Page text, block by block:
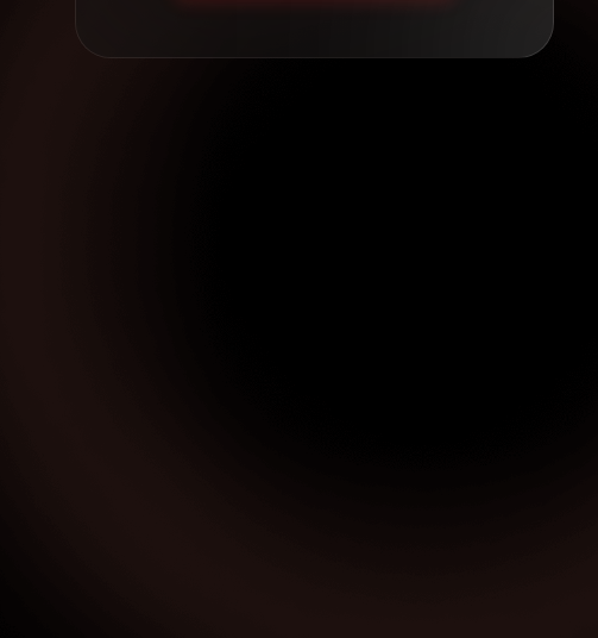
Palu Kurumsal E-Posta Çözümleri